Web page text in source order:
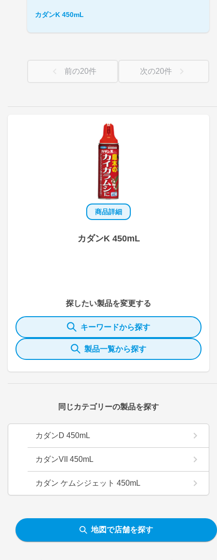
商品詳細
カダンK 450mL
探したい製品を変更する
キーワードから探す
製品一覧から探す
同じカテゴリーの製品を探す
カダンD 450mL
カダンVII 450mL
カダン ケムシジェット 450mL
カダンK 450mL
前の20件 次の20件
地図で店舗を探す